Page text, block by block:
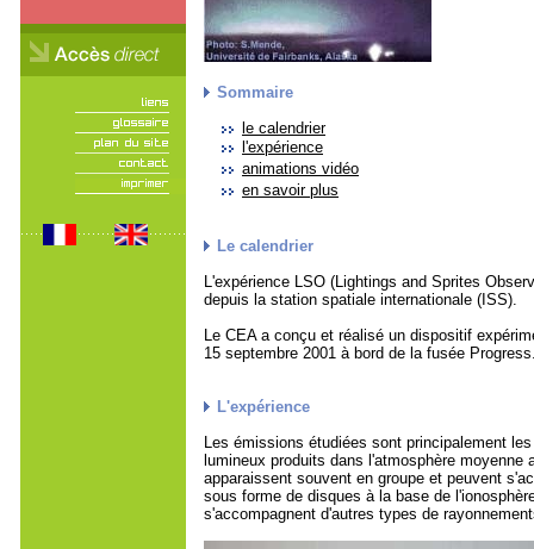
Sommaire
le calendrier
l'expérience
animations vidéo
en savoir plus
Le calendrier
L'expérience LSO (Lightings and Sprites
depuis la station spatiale internationale (ISS).
Le CEA a conçu et réalisé un dispositif
15 septembre 2001 à bord de la fusée
L'expérience
Les émissions étudiées sont principalement
lumineux produits dans l'atmosphère
apparaissent souvent en groupe et peuvent
sous forme de disques à la base de
s'accompagnent d'autres types de